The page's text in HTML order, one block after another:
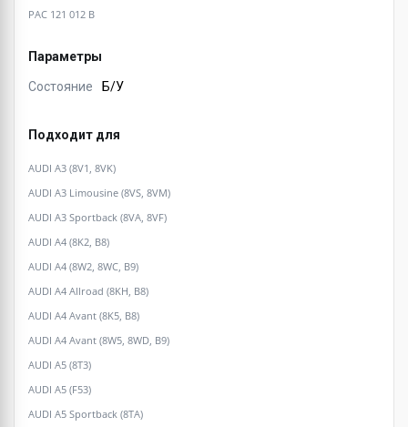
PAC 121 012 B
Параметры
Состояние Б/У
Подходит для
AUDI A3 (8V1, 8VK)
AUDI A3 Limousine (8VS, 8VM)
AUDI A3 Sportback (8VA, 8VF)
AUDI A4 (8K2, B8)
AUDI A4 (8W2, 8WC, B9)
AUDI A4 Allroad (8KH, B8)
AUDI A4 Avant (8K5, B8)
AUDI A4 Avant (8W5, 8WD, B9)
AUDI A5 (8T3)
AUDI A5 (F53)
AUDI A5 Sportback (8TA)